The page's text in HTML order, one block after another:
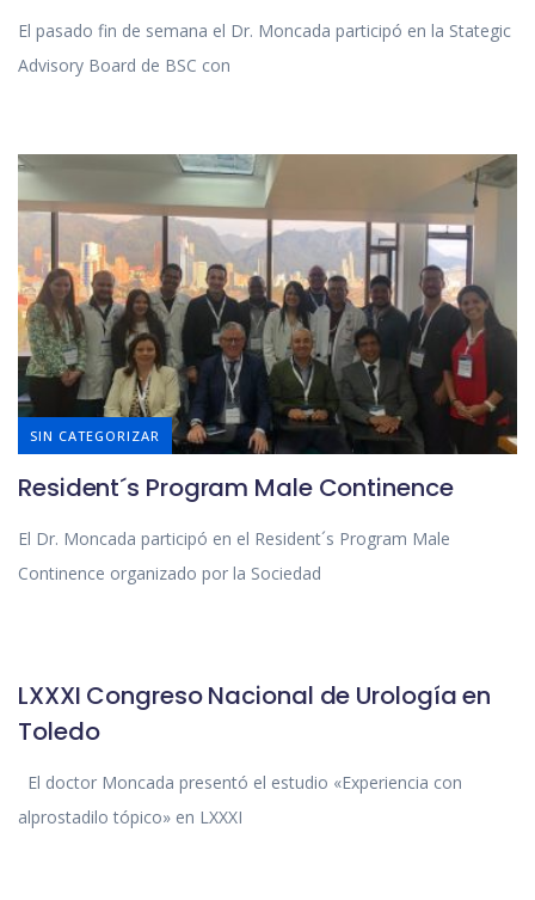
El pasado fin de semana el Dr. Moncada participó en la Stategic
Advisory Board de BSC con
SIN CATEGORIZAR
Resident´s Program Male Continence
El Dr. Moncada participó en el Resident´s Program Male
Continence organizado por la Sociedad
LXXXI Congreso Nacional de Urología en
Toledo
El doctor Moncada presentó el estudio «Experiencia con
alprostadilo tópico» en LXXXI